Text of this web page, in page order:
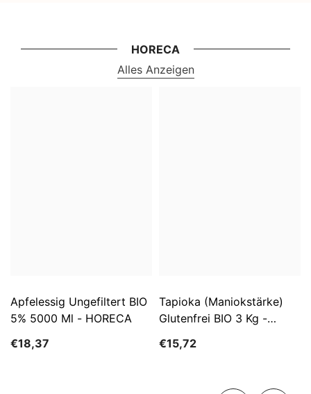
HORECA
Alles Anzeigen
Apfelessig Ungefiltert BIO
5% 5000 Ml - HORECA
€18,37
Tapioka (Maniokstärke)
Glutenfrei BIO 3 Kg -
€15,72